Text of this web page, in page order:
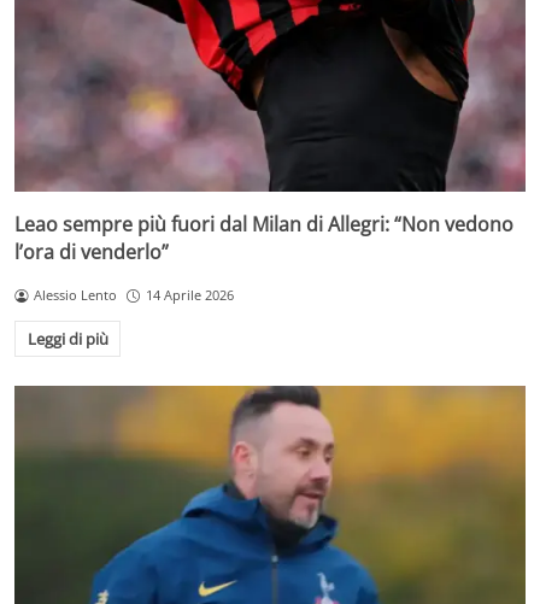
Leao sempre più fuori dal Milan di Allegri: “Non vedono
l’ora di venderlo”
Alessio Lento 14 Aprile 2026
Leggi di più